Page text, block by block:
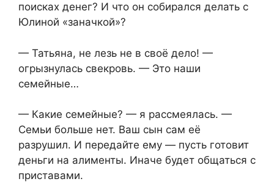
поисках денег? И что он собирался делать с
Юлиной «заначкой»?
— Татьяна, не лезь не в своё дело! —
огрызнулась свекровь. — Это наши
семейные…
— Какие семейные? — я рассмеялась. —
Семьи больше нет. Ваш сын сам её
разрушил. И передайте ему — пусть готовит
деньги на алименты. Иначе будет общаться с
приставами.